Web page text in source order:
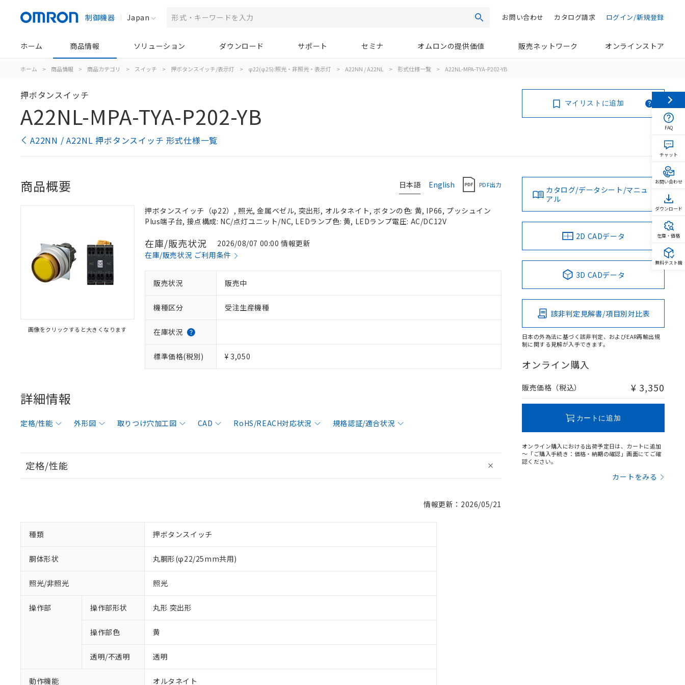
制御機器 Japan 検索 ログイン/新規登録
カタログ請求
お問い合わせ
ホーム 商品情報 ソリューション ダウンロード サポート セミナ オムロンの提供価値 販売ネットワーク オンラインストア
ホーム > 商品情報 > 商品カテゴリ > スイッチ > 押ボタンスイッチ/表示灯 > φ22(φ25):照光・非照光・表示灯 > A22NN / A22NL > 形式仕様一覧 > A22NL-MPA-TYA-P202-YB
押ボタンスイッチ
A22NL-MPA-TYA-P202-YB
A22NN / A22NL 押ボタンスイッチ 形式仕様一覧
マイリストに追加
日本語 English PDF出力
商品概要
画像をクリックすると大きくなります
押ボタンスイッチ（φ22）, 照光, 金属ベゼル, 突出形, オルタネイト, ボタンの色: 黄, IP66, プッシュイン
Plus端子台, 接点構成: NC/点灯ユニット/NC, LEDランプ色: 黄, LEDランプ電圧: AC/DC12V
在庫/販売状況
2026/08/07 00:00 情報更新
在庫/販売状況 ご利用条件
販売状況 販売中
機種区分 受注生産機種
在庫状況
標準価格(税別) ¥ 3,050
詳細情報
定格/性能 外形図 取りつけ穴加工図 CAD RoHS/REACH対応状況 規格認証/適合状況
定格/性能
情報更新：2026/05/21
種類 押ボタンスイッチ
胴体形状 丸胴形(φ22/25mm共用)
照光/非照光 照光
操作部 操作部形状 丸形 突出形
操作部色 黄
透明/不透明 透明
動作機能 オルタネイト
カタログ/データシート/マニュ
アル
2D CADデータ
3D CADデータ
該非判定見解書/項目別対比表
日本の外為法に基づく該非判定、およびEAR再輸出規
制に関する見解が入手できます。
オンライン購入
販売価格（税込） ¥ 3,350
カートに追加
オンライン購入における出荷予定日は、カートに追加
～「ご購入手続き：価格・納期の確認」画面にてご確
認ください。
カートをみる
FAQ
チャット
お問い合わせ
ダウンロード
在庫・価格
無料テスト機